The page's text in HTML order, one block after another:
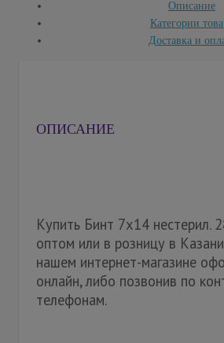
Описание
Категории
Доставка и
ОПИСАНИЕ
Купить Бинт 7х14 нестерил.
оптом или в розницу в
нашем интернет-магазине
онлайн, либо позвонив по
телефонам.